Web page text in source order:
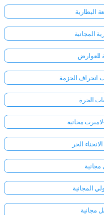
البطارية
المجانية
للعوارض
انحراف الحزمة
الحرة
مجانية
الحر
المجانية
مجانية